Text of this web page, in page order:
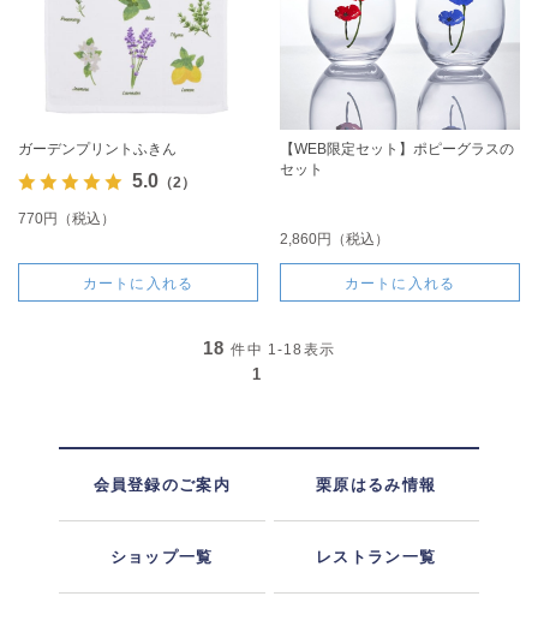
ガーデンプリントふきん
5.0（2）
770円（税込）
カートに入れる
【WEB限定セット】ポピーグラスの
セット
2,860円（税込）
カートに入れる
18 件中 1-18 表示
1
会員登録のご案内 栗原はるみ情報
ショップ一覧 レストラン一覧